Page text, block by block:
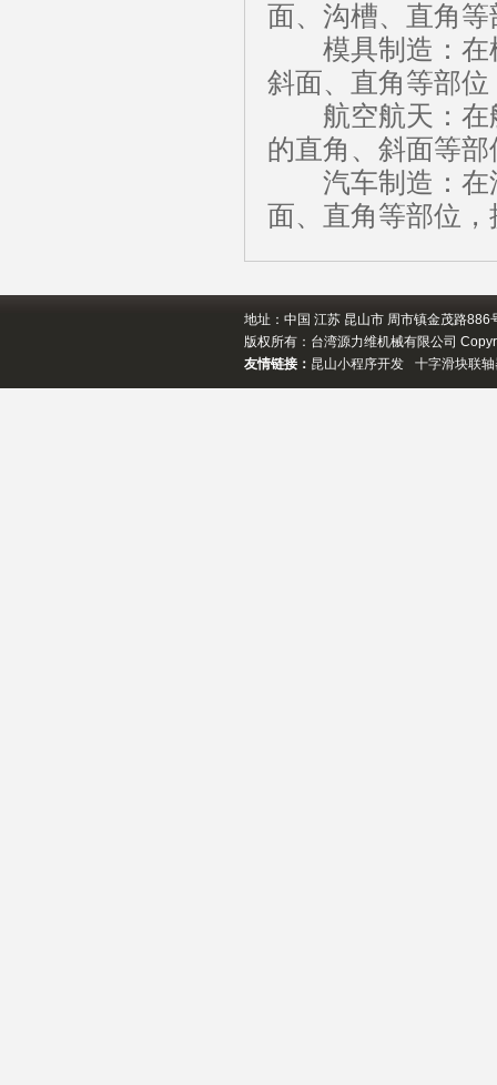
面、沟槽、直角等
模具制造：在
斜面、直角等部
航空航天：在
的直角、斜面等
汽车制造：在
面、直角等部位
地址：中国 江苏 昆山市 周市镇金茂路
版权所有：台湾源力维机械有限公司
友情链接： 昆山小程序开发 十字滑块联